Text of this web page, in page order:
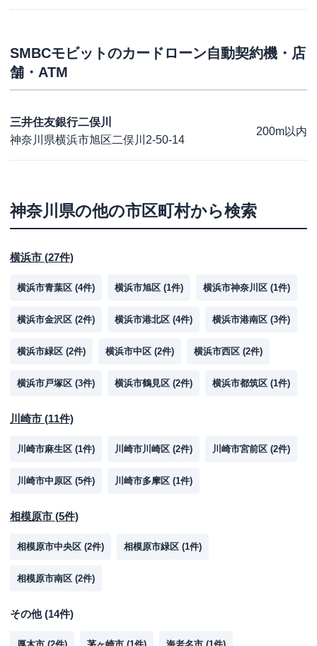
SMBCモビットのカードローン自動契約機・店
舗・ATM
三井住友銀行二俣川
神奈川県横浜市旭区二俣川2-50-14
200m以内
神奈川県の他の市区町村から検索
横浜市 (27件)
横浜市青葉区 (4件) 横浜市旭区 (1件) 横浜市神奈川区 (1件)
横浜市金沢区 (2件) 横浜市港北区 (4件) 横浜市港南区 (3件)
横浜市緑区 (2件) 横浜市中区 (2件) 横浜市西区 (2件)
横浜市戸塚区 (3件) 横浜市鶴見区 (2件) 横浜市都筑区 (1件)
川崎市 (11件)
川崎市麻生区 (1件) 川崎市川崎区 (2件) 川崎市宮前区 (2件)
川崎市中原区 (5件) 川崎市多摩区 (1件)
相模原市 (5件)
相模原市中央区 (2件) 相模原市緑区 (1件)
相模原市南区 (2件)
その他(14件)